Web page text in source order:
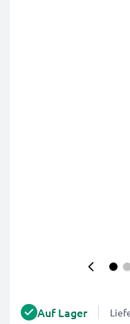
Auf Lager